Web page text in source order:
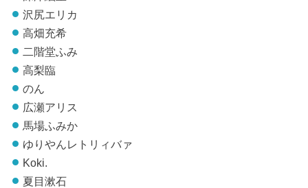
沢尻エリカ
高畑充希
二階堂ふみ
高梨臨
のん
広瀬アリス
馬場ふみか
ゆりやんレトリィバァ
Koki.
夏目漱石